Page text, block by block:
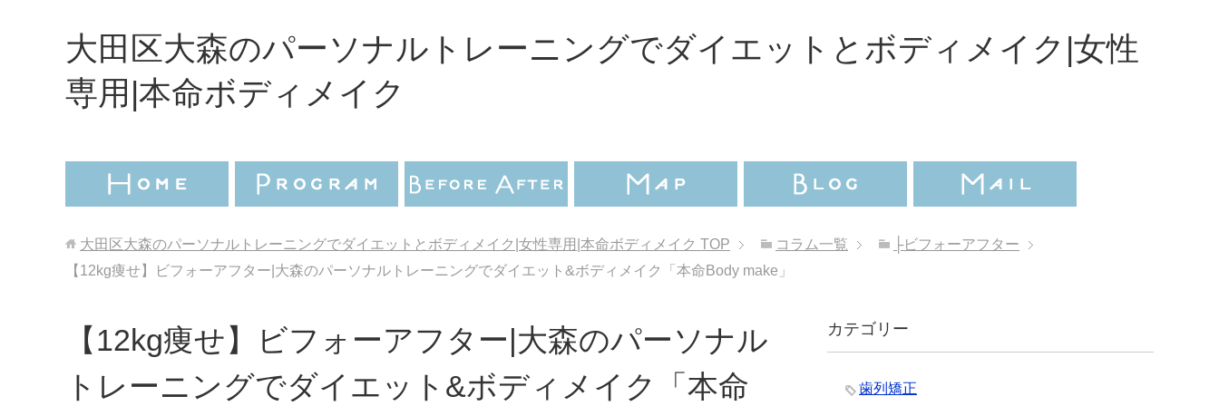
大田区大森のパーソナルトレーニングでダイエットとボディメイク|女性
専用|本命ボディメイク
大田区大森のパーソナルトレーニングでダイエットとボディメイク|女性専用|本命ボディメイク TOP コラム一覧
├ビフォーアフター
【12kg痩せ】ビフォーアフター|大森のパーソナルトレーニングでダイエット&ボディメイク「本命Body make」
【12kg痩せ】ビフォーアフター|大森のパーソナル
トレーニングでダイエット&ボディメイク「本命
カテゴリー
歯列矯正